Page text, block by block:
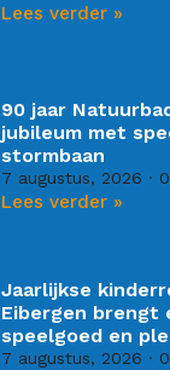
Lees verder »
90 jaar
jubileum met
stormbaan
7 augustus, 2026
Lees verder »
Jaarlijkse
Eibergen brengt
speelgoed en
7 augustus, 2026